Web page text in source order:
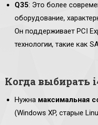
Q35: Это более
оборудование,
Он поддерживает PCI
технологии, такие как
Когда выбирать
Нужна максимальная
(Windows XP, старые